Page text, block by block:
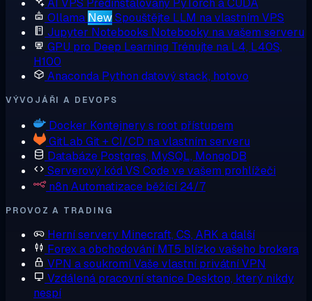
AI VPS Předinstalovaný PyTorch a CUDA
Ollama NewSpouštějte LLM na vlastním VPS
Jupyter Notebooks Notebooky na vašem serveru
GPU pro Deep Learning Trénujte na L4, L40S,
H100
Anaconda Python datový stack, hotovo
VÝVOJÁŘI A DEVOPS
Docker Kontejnery s root přístupem
GitLab Git + CI/CD na vlastním serveru
Databáze Postgres, MySQL, MongoDB
Serverový kód VS Code ve vašem prohlížeči
n8n Automatizace běžící 24/7
PROVOZ A TRADING
Herní servery Minecraft, CS, ARK a další
Forex a obchodování MT5 blízko vašeho brokera
VPN a soukromíVaše vlastní privátní VPN
Vzdálená pracovní stanice Desktop, který nikdy
nespí